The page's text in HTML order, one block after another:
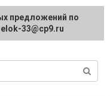
и
предложений по
33@cp9.ru
предложений по
33@cp9.ru